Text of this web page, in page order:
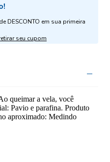
DESCONTO em sua primeira
seu cupom
queimar a vela, você
Pavio e parafina. Produto
aproximado: Medindo